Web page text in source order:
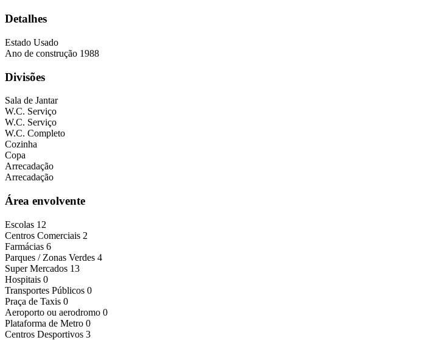
Detalhes
Estado Usado
Ano de construção 1988
Divisões
Sala de Jantar
W.C. Serviço
W.C. Serviço
W.C. Completo
Cozinha
Copa
Arrecadação
Arrecadação
Área envolvente
Escolas 12
Centros Comerciais 2
Farmácias 6
Parques / Zonas Verdes 4
Super Mercados 13
Hospitais 0
Transportes Públicos 0
Praça de Taxis 0
Aeroporto ou aerodromo 0
Plataforma de Metro 0
Centros Desportivos 3